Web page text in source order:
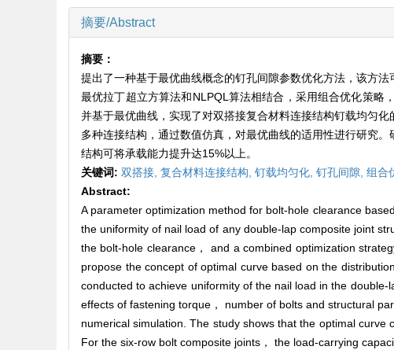
摘要/Abstract
摘要：
提出了一种基于最优曲线概念的钉孔间隙参数优化方法，该方
最优拉丁超立方算法和NLPQL算法相结合，采用组合优化策略
并基于最优曲线，实现了对双搭接复合材料连接结构钉载均匀
多种连接结构，通过数值仿真，对最优曲线的适用性进行研究
结构可将承载能力提升达15%以上。
关键词: 双搭接, 复合材料连接结构, 钉载均匀化, 钉孔间隙, 组合
Abstract:
A parameter optimization method for bolt-hole clearance
the uniformity of nail load of any double-lap composite joint
the bolt-hole clearance， and a combined optimization
propose the concept of optimal curve based on the
conducted to achieve uniformity of the nail load in the
effects of fastening torque， number of bolts and structural
numerical simulation. The study shows that the optimal
For the six-row bolt composite joints， the load-carrying